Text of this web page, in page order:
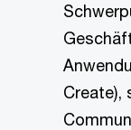
Create),